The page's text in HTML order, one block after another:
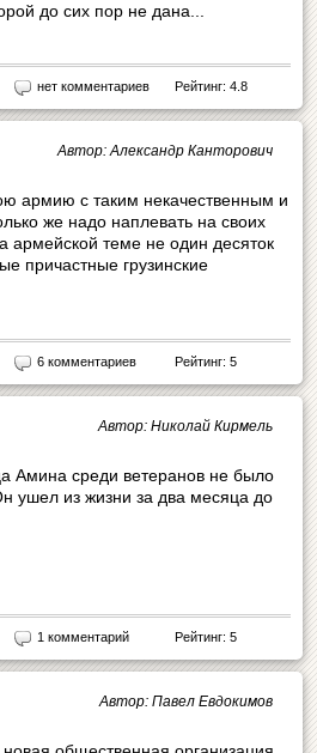
до сих пор не дана...
нет комментариев Рейтинг: 4.8
Автор: Александр Канторович
армию с таким некачественным и
же надо наплевать на своих
армейской теме не один десяток
причастные грузинские
6 комментариев Рейтинг: 5
Автор: Николай Кирмель
Амина среди ветеранов не было
ушел из жизни за два месяца до
1 комментарий Рейтинг: 5
Автор: Павел Евдокимов